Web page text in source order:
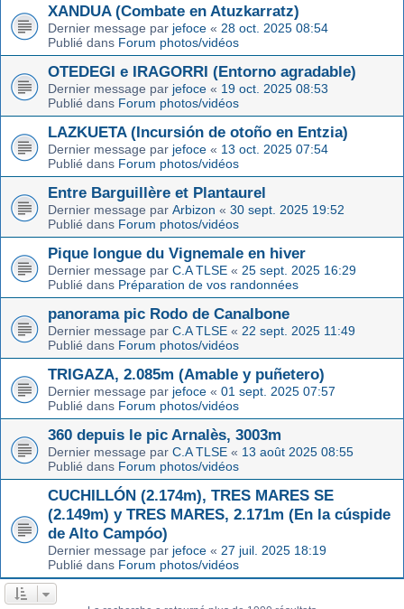
XANDUA (Combate en Atuzkarratz)
Dernier message par jefoce « 28 oct. 2025 08:54
Publié dans Forum photos/vidéos
OTEDEGI e IRAGORRI (Entorno agradable)
Dernier message par jefoce « 19 oct. 2025 08:53
Publié dans Forum photos/vidéos
LAZKUETA (Incursión de otoño en Entzia)
Dernier message par jefoce « 13 oct. 2025 07:54
Publié dans Forum photos/vidéos
Entre Barguillère et Plantaurel
Dernier message par Arbizon « 30 sept. 2025 19:52
Publié dans Forum photos/vidéos
Pique longue du Vignemale en hiver
Dernier message par C.A TLSE « 25 sept. 2025 16:29
Publié dans Préparation de vos randonnées
panorama pic Rodo de Canalbone
Dernier message par C.A TLSE « 22 sept. 2025 11:49
Publié dans Forum photos/vidéos
TRIGAZA, 2.085m (Amable y puñetero)
Dernier message par jefoce « 01 sept. 2025 07:57
Publié dans Forum photos/vidéos
360 depuis le pic Arnalès, 3003m
Dernier message par C.A TLSE « 13 août 2025 08:55
Publié dans Forum photos/vidéos
CUCHILLÓN (2.174m), TRES MARES SE
(2.149m) y TRES MARES, 2.171m (En la cúspide
de Alto Campóo)
Dernier message par jefoce « 27 juil. 2025 18:19
Publié dans Forum photos/vidéos